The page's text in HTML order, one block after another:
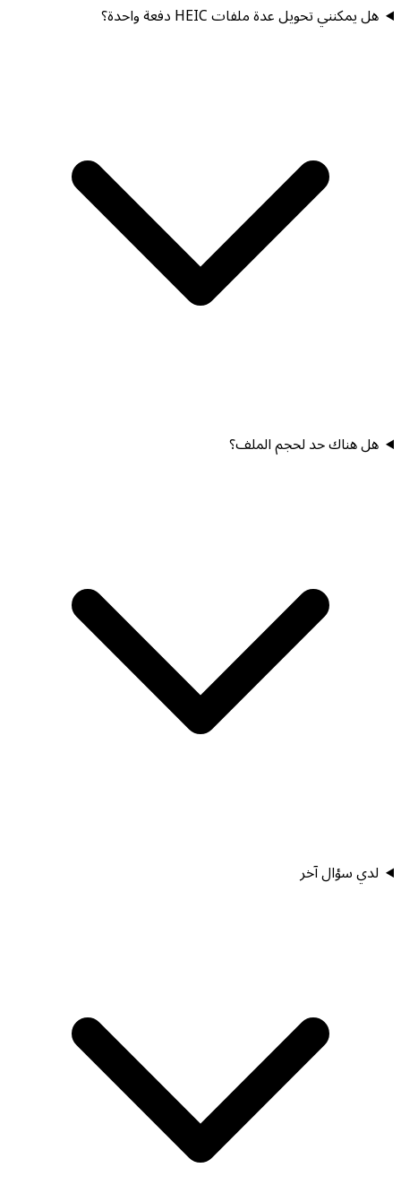
هل يمكنني تحويل عدة ملفات HEIC دفعة واحدة؟
هل هناك حد لحجم الملف؟
لدي سؤال آخر